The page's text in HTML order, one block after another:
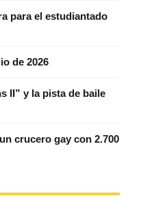
para el estudiantado
de 2026
II” y la pista de baile
crucero gay con 2.700